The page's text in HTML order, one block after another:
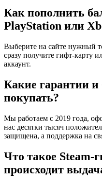
Как пополнить
PlayStation или
Выберите на сайте нужный
сразу получите гифт-карту
аккаунт.
Какие гарантии и
покупать?
Мы работаем с 2019 года,
нас десятки тысяч
защищена, а поддержка на
Что такое Steam-
происходит